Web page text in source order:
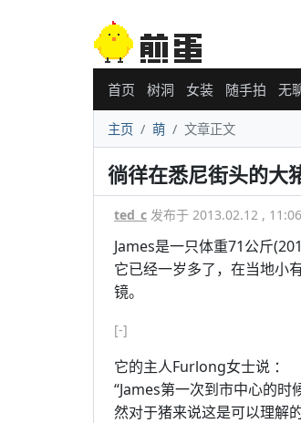
首页 树洞 女装 随手拍 无
主页 萌 文章正文
徜徉在悉尼街头的大
ted_c 发布于 2013.02.12 , 11:06
James是一只体重71公斤
它已经一岁多了，在当地小
镜。
[-]
它的主人Furlong女士说 ：
“James第一次到市中心的
然对于猪来说这是可以理解